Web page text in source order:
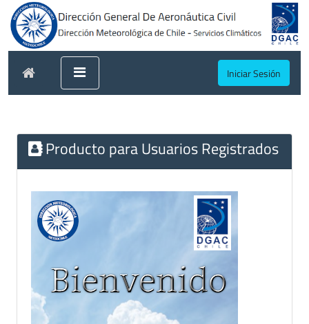
Iniciar Sesión
Producto para Usuarios Registrados